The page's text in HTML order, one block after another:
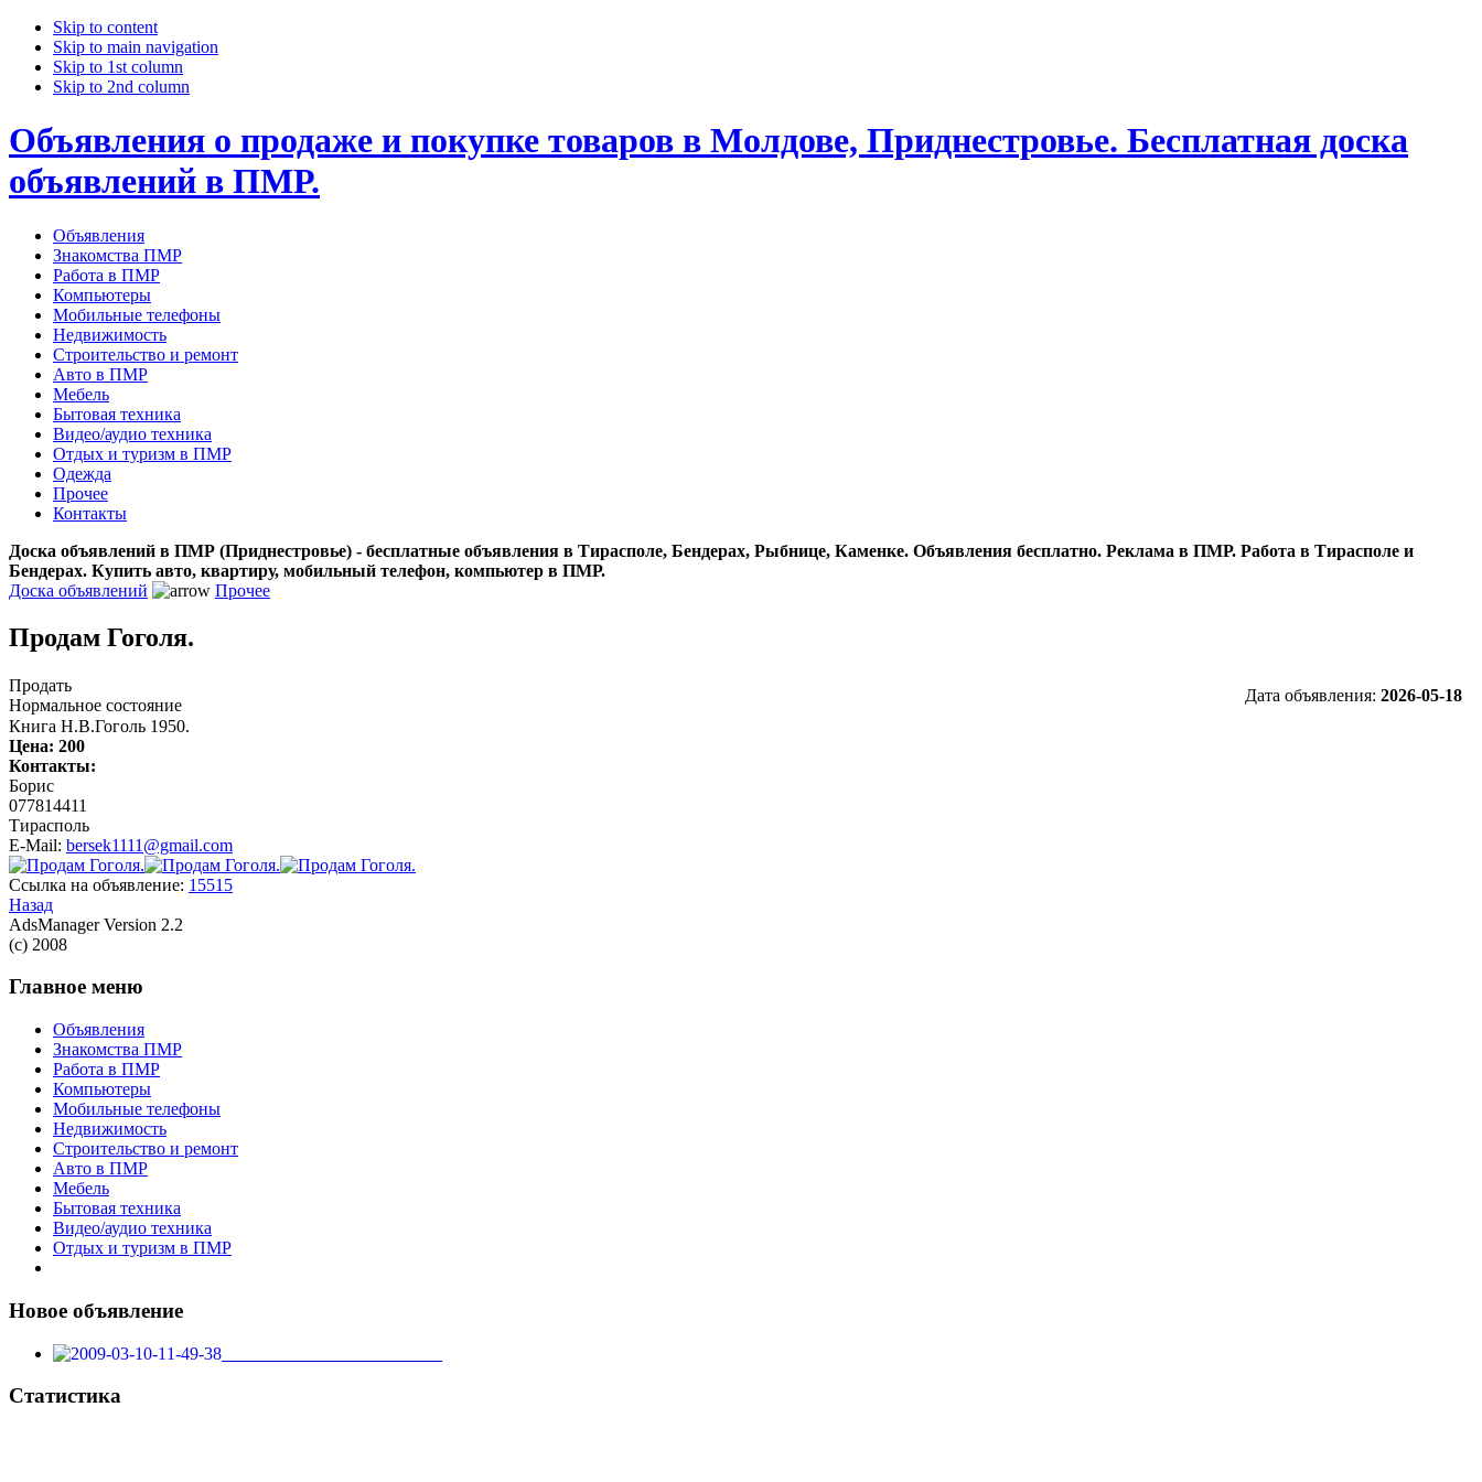
Skip to content
Skip to main navigation
Skip to 1st column
Skip to 2nd column
Объявления о продаже и покупке товаров в Молдове, Приднестровье. Бесплатная доска
объявлений в ПМР.
Объявления
Знакомства ПМР
Работа в ПМР
Компьютеры
Мобильные телефоны
Недвижимость
Строительство и ремонт
Авто в ПМР
Мебель
Бытовая техника
Видео/аудио техника
Отдых и туризм в ПМР
Одежда
Прочее
Контакты
Доска объявлений в ПМР (Приднестровье) - бесплатные объявления в Тирасполе, Бендерах, Рыбнице, Каменке. Объявления бесплатно. Реклама в ПМР. Работа в Тирасполе и
Бендерах. Купить авто, квартиру, мобильный телефон, компьютер в ПМР.
Доска объявлений
Прочее
Продам Гоголя.
Продать
Нормальное состояние
Дата объявления: 2026-05-18
Книга Н.В.Гоголь 1950.
Цена: 200
Контакты:
Борис
077814411
Тирасполь
E-Mail: bersek1111@gmail.com
Ссылка на объявление: 15515
Назад
AdsManager Version 2.2
(c) 2008
Главное меню
Объявления
Знакомства ПМР
Работа в ПМР
Компьютеры
Мобильные телефоны
Недвижимость
Строительство и ремонт
Авто в ПМР
Мебель
Бытовая техника
Видео/аудио техника
Отдых и туризм в ПМР
Новое объявление
Статистика